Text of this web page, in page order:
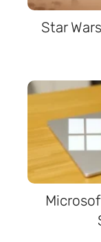
Star